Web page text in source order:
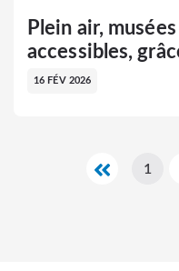
Plein air,
accessibles,
16 FÉV 2026
1